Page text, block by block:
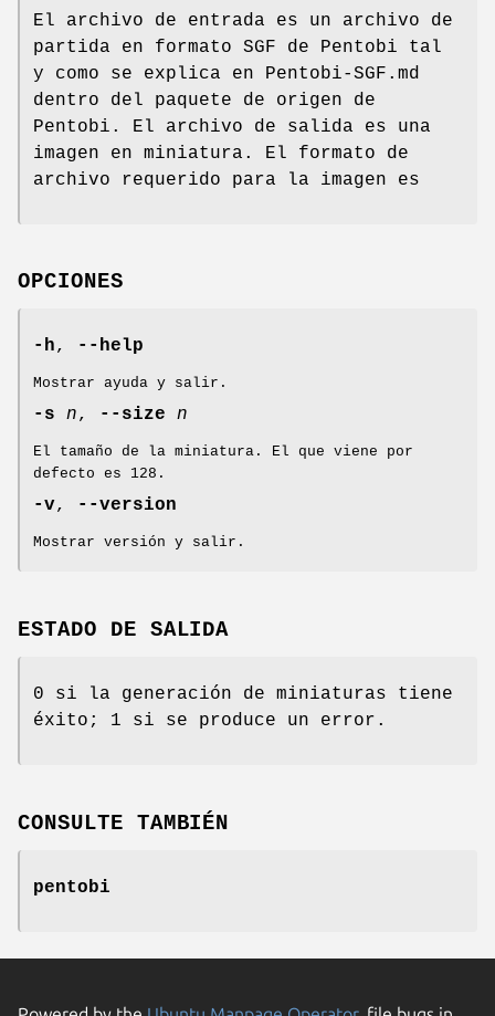
El archivo de entrada es un archivo de
partida en formato SGF de Pentobi tal
y como se explica en Pentobi-SGF.md
dentro del paquete de origen de
Pentobi. El archivo de salida es una
imagen en miniatura. El formato de
archivo requerido para la imagen es
OPCIONES
-h, --help
Mostrar ayuda y salir.
-s n, --size n
El tamaño de la miniatura. El que viene por
defecto es 128.
-v, --version
Mostrar versión y salir.
ESTADO DE SALIDA
0 si la generación de miniaturas tiene
éxito; 1 si se produce un error.
CONSULTE TAMBIÉN
pentobi